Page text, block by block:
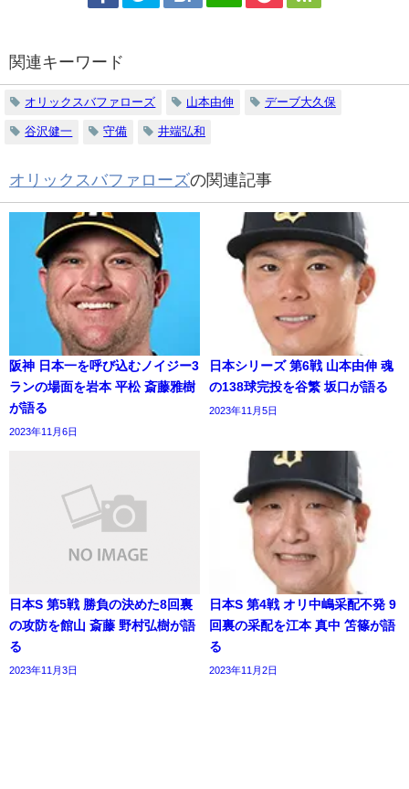
関連キーワード
オリックスバファローズ 山本由伸 デーブ大久保
谷沢健一 守備 井端弘和
オリックスバファローズの関連記事
阪神 日本一を呼び込むノイジー3
ランの場面を岩本 平松 斎藤雅樹
が語る
2023年11月6日
日本シリーズ 第6戦 山本由伸 魂
の138球完投を谷繁 坂口が語る
2023年11月5日
日本S 第5戦 勝負の決めた8回裏
の攻防を館山 斎藤 野村弘樹が語
る
2023年11月3日
日本S 第4戦 オリ中嶋采配不発 9
回裏の采配を江本 真中 笘篠が語
る
2023年11月2日